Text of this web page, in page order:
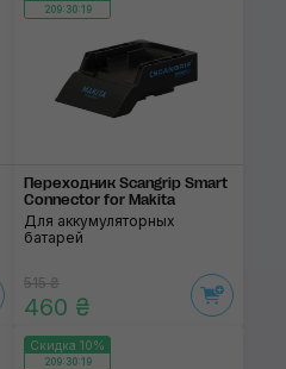
209:30:19
Переходник Scangrip Smart
Connector for Makita
Для аккумуляторных
батарей
515 ₴
460 ₴
Скидка 10%
209:30:19